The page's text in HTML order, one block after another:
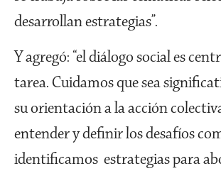
desarrollan estrategias”.
Y agregó: “el diálogo social es
tarea. Cuidamos que sea
su orientación a la acción
entender y definir los desafíos
identificamos estrategias para